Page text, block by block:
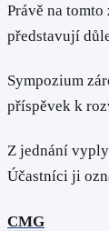
Právě na
představují
Sympozium
příspěvek k
Z jednání
Účastníci ji
CMG